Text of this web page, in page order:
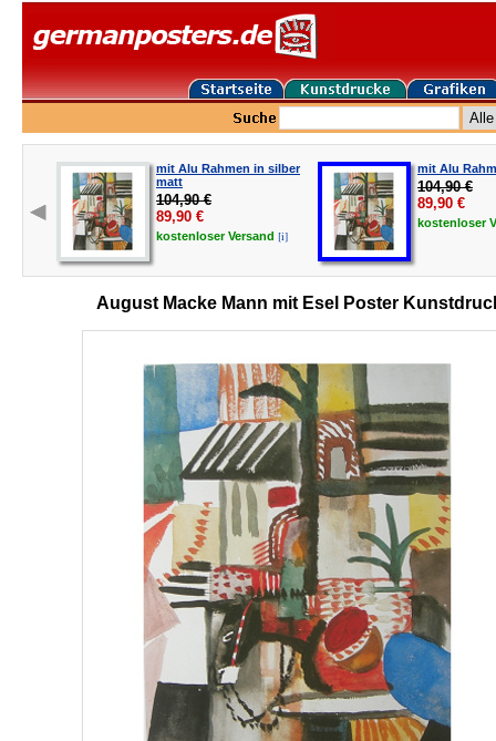
mit Alu Rahmen in silber
matt
104,90 €
89,90 €
kostenloserVersand [i]
mit Alu
104,90 €
89,90 €
kostenloser
August Macke Mann mit Esel Poster